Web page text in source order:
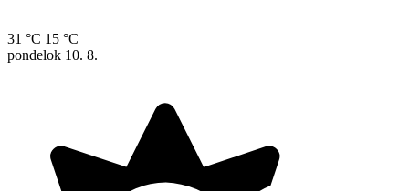
31 °C 15 °C
pondelok 10. 8.